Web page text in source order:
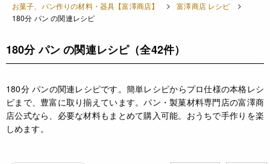
お菓子、パン作りの材料・器具【富澤商店】
富澤商店 レシピ
180分 パン の関連レシピ
180分 パン の関連レシピ（全42件）
180分 パンの関連レシピです。簡単レシピからプロ仕様の本格レシ
ピまで、豊富に取り揃えています。パン・製菓材料専門店の富澤商
店公式なら、必要な材料もまとめて購入可能。おうちで手作りを楽
しめます。